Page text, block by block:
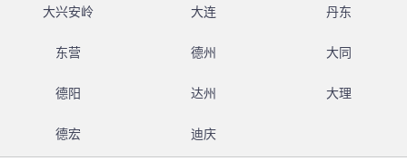
大兴安岭 大连 丹东
东营 德州 大同
德阳 达州 大理
德宏 迪庆